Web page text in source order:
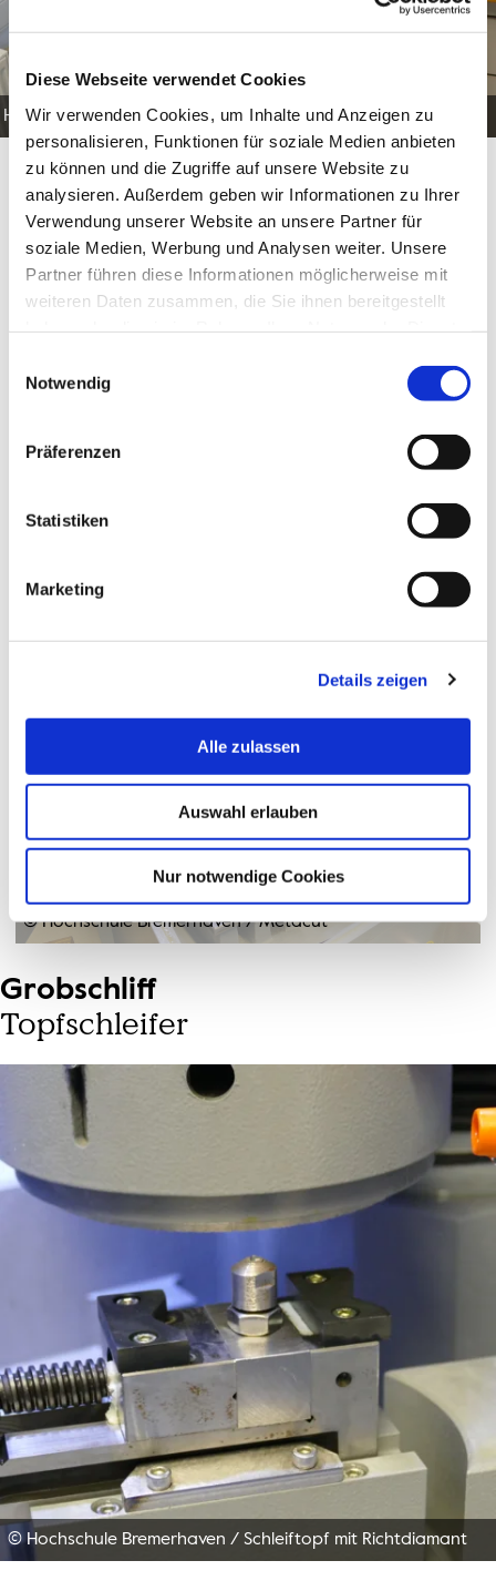
Diese Webseite verwendet Cookies
Wir verwenden Cookies, um Inhalte und Anzeigen zu
personalisieren, Funktionen für soziale Medien anbieten
zu können und die Zugriffe auf unsere Website zu
analysieren. Außerdem geben wir Informationen zu Ihrer
Verwendung unserer Website an unsere Partner für
soziale Medien, Werbung und Analysen weiter. Unsere
Partner führen diese Informationen möglicherweise mit
weiteren Daten zusammen, die Sie ihnen bereitgestellt
Notwendig
Präferenzen
Statistiken
Marketing
Details zeigen
Alle zulassen
Auswahl erlauben
Nur notwendige Cookies
Bremerhaven/ Nabertherm B150
Trennen
Trennschleifer
© Hochschule Bremerhaven Buehler IsoMet 4000
© Hochschule Bremerhaven/Metacut
Grobschliff
Topfschleifer
© Hochschule Bremerhaven / Schleiftopf mit Richtdiamant